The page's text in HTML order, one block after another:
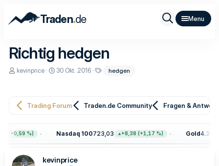
Traden.de
Richtig hedgen
E
l
r
kevinprice
E
l
a
30 Okt. 2016
g
r
hedgen
Trading Forum Traden.de Community Fragen &
%) Nasdaq 100723,03 +8,38 (+1,17 %) Gold4.399,70
kevinprice